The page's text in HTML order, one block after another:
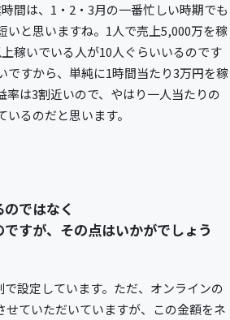
間は、1・2・3月の一番忙しい時期でも
いと思いますね。1人で売上5,000万を稼
稼いでいる人が10人ぐらいいるのです
すから、単純に1時間当たり3万円を稼
率は3割近いので、やはり一人当たりの
るのだと思います。
ではなく
すが、その点はいかがでしょう
設定しています。ただ、オンラインの
ていただいていますが、この金額をネ